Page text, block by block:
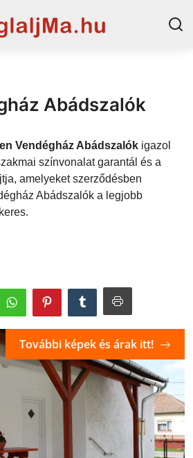
Abádszalók
Vendégház Abádszalók igazol
színvonalat garantál és a
amelyeket szerződésben
Abádszalók a legjobb
További képek és árak itt!